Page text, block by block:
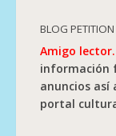
BLOG PETITION
Amigo lector.
información
anuncios así
portal